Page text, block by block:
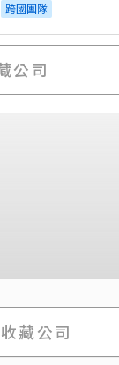
跨國團隊
公司
收藏公司